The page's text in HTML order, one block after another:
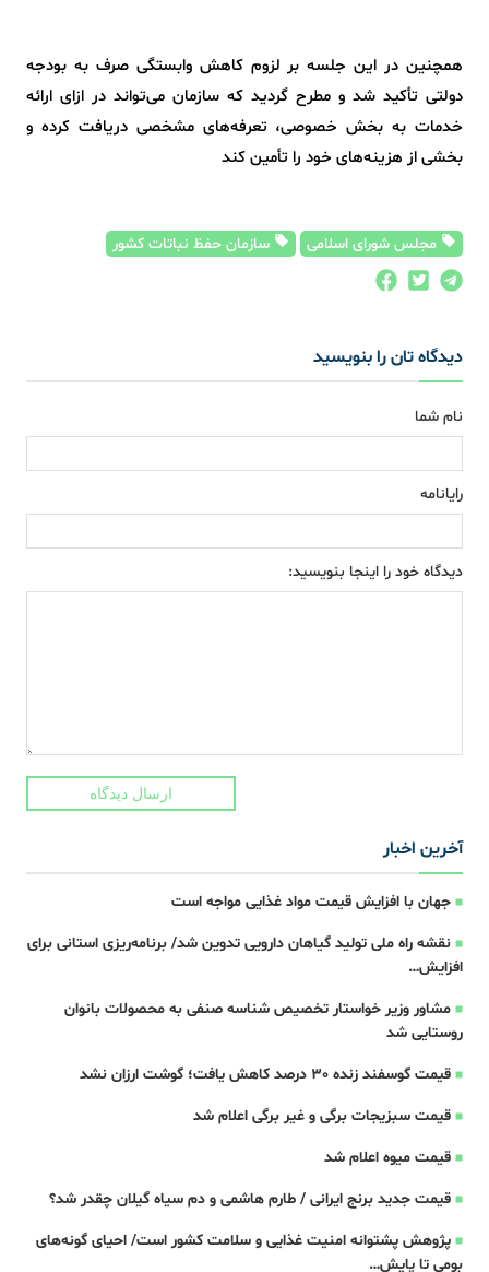
همچنین در این جلسه بر لزوم کاهش وابستگی صرف به بودجه
دولتی تأکید شد و مطرح گردید که سازمان می‌تواند در ازای ارائه
خدمات به بخش خصوصی، تعرفه‌های مشخصی دریافت کرده و
بخشی از هزینه‌های خود را تأمین کند
مجلس شورای اسلامی سازمان حفظ نباتات کشور
دیدگاه تان را بنویسید
نام شما
رایانامه
دیدگاه خود را اینجا بنویسید:
ارسال دیدگاه
آخرین اخبار
جهان با افزایش قیمت مواد غذایی مواجه است
نقشه راه ملی تولید گیاهان دارویی تدوین شد/ برنامه‌ریزی استانی برای
افزایش…
مشاور وزیر خواستار تخصیص شناسه صنفی به محصولات بانوان
روستایی شد
قیمت گوسفند زنده 30 درصد کاهش یافت؛ گوشت ارزان نشد
قیمت سبزیجات برگی و غیر برگی اعلام شد
قیمت میوه اعلام شد
قیمت جدید برنج ایرانی / طارم هاشمی و دم سیاه گیلان چقدر شد؟
پژوهش پشتوانه امنیت غذایی و سلامت کشور است/ احیای گونه‌های
بومی تا پایش…